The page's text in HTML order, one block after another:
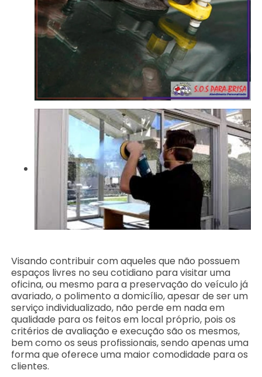
Visando contribuir com aqueles que não possuem
espaços livres no seu cotidiano para visitar uma
oficina, ou mesmo para a preservação do veículo já
avariado, o polimento a domicílio, apesar de ser um
serviço individualizado, não perde em nada em
qualidade para os feitos em local próprio, pois os
critérios de avaliação e execução são os mesmos,
bem como os seus profissionais, sendo apenas uma
forma que oferece uma maior comodidade para os
clientes.